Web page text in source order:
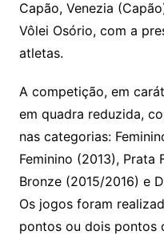
Capão, Venezia
Vôlei Osório, com a
atletas.
A competição, em
em quadra reduzida,
nas categorias:
Feminino (2013), Prata
Bronze (2015/2016) e
Os jogos foram
pontos ou dois pontos